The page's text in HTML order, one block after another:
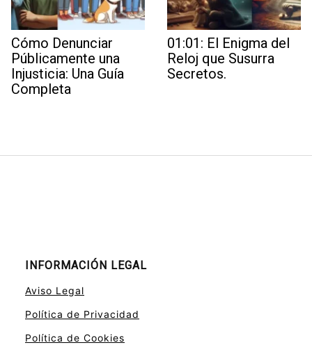
Cómo Denunciar
Públicamente una
Injusticia: Una Guía
Completa
01:01: El Enigma del
Reloj que Susurra
Secretos.
INFORMACIÓN LEGAL
Aviso Legal
Política de Privacidad
Política de Cookies